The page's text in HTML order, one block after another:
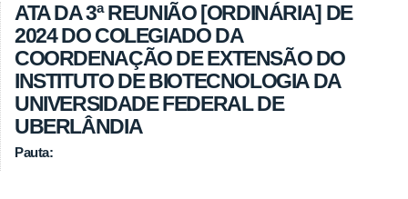
ATA DA 3ª REUNIÃO [ORDINÁRIA] DE
2024 DO COLEGIADO DA
COORDENAÇÃO DE EXTENSÃO DO
INSTITUTO DE BIOTECNOLOGIA DA
UNIVERSIDADE FEDERAL DE
UBERLÂNDIA
Pauta: